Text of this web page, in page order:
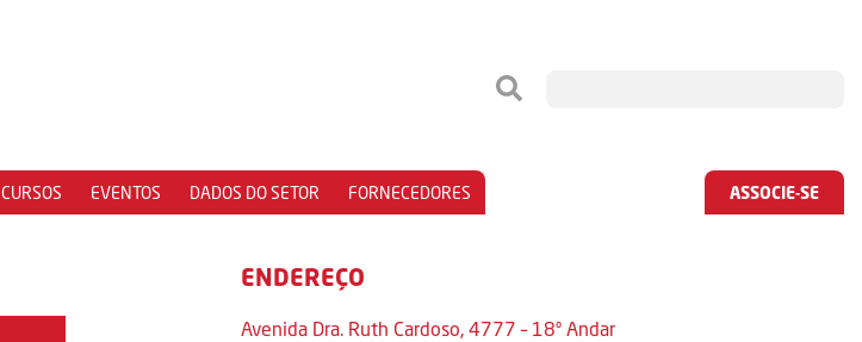
CURSOS EVENTOS DADOS DO SETOR FORNECEDORES ASSOCIE-SE
ENDEREÇO
Avenida Dra. Ruth Cardoso, 4777 – 18º Andar